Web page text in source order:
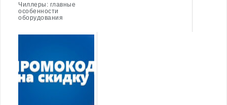
Чиллеры: главные
особенности
оборудования